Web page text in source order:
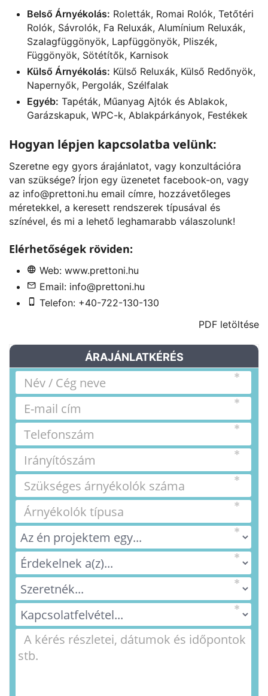
Belső Árnyékolás: Roletták, Romai Rolók, Tetőtéri
Rolók, Sávrolók, Fa Reluxák, Alumínium Reluxák,
Szalagfüggönyök, Lapfüggönyök, Pliszék,
Függönyök, Sötétítők, Karnisok
Külső Árnyékolás: Külső Reluxák, Külső Redőnyök,
Napernyők, Pergolák, Szélfalak
Egyéb: Tapéták, Műanyag Ajtók és Ablakok,
Garázskapuk, WPC-k, Ablakpárkányok, Festékek
Hogyan lépjen kapcsolatba velünk:
Szeretne egy gyors árajánlatot, vagy konzultációra
van szüksége? Írjon egy üzenetet facebook-on, vagy
az info@prettoni.hu email címre, hozzávetőleges
méretekkel, a keresett rendszerek típusával és
színével, és mi a lehető leghamarabb válaszolunk!
Elérhetőségek röviden:
Web: www.prettoni.hu
Email: info@prettoni.hu
Telefon: +40-722-130-130
PDF letöltése
ÁRAJÁNLATKÉRÉS